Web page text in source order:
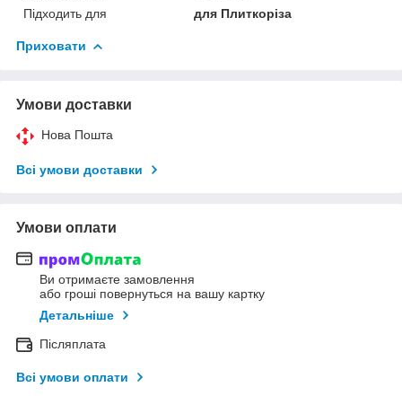
Підходить для
для Плиткоріза
Приховати
Умови доставки
Нова Пошта
Всі умови доставки
Умови оплати
Ви отримаєте замовлення
або гроші повернуться на вашу картку
Детальніше
Післяплата
Всі умови оплати